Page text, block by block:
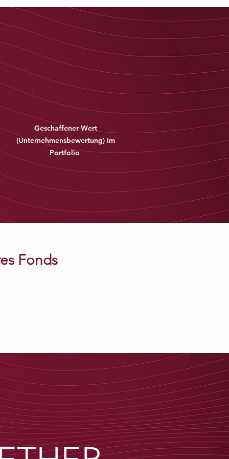
Mrd. €
Geschaffener Wert
(Unternehmensbewertung) im
Portfolio
Fonds